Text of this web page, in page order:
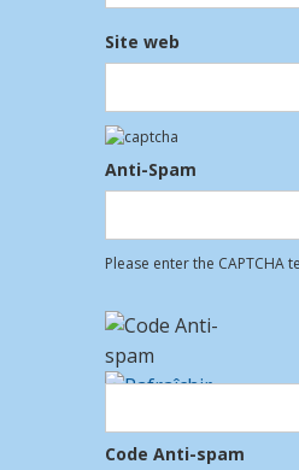
Site web
Anti-Spam
Please enter the CAPTCHA
Code Anti-spam